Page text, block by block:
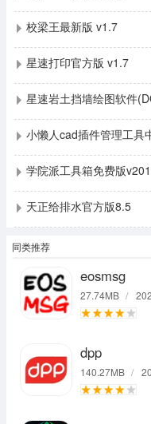
校梁王最新版 v1.7
星速打印官方版 v1.7
星速岩土挡墙绘图软件
小懒人cad插件管理工具
学院派工具箱免费版
天正给排水官方版8.5
同类推荐
eosmsg
27.74MB /
dpp
140.27MB /